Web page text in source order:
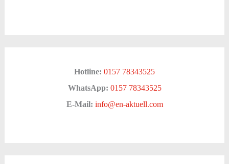
Hotline: 0157 78343525
WhatsApp: 0157 78343525
E-Mail: info@en-aktuell.com